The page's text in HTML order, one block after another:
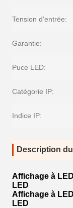
Tension d'entrée:
Garantie:
Puce LED:
Catégorie IP:
Indice IP:
Description
Affichage à
LED
Affichage à
LED